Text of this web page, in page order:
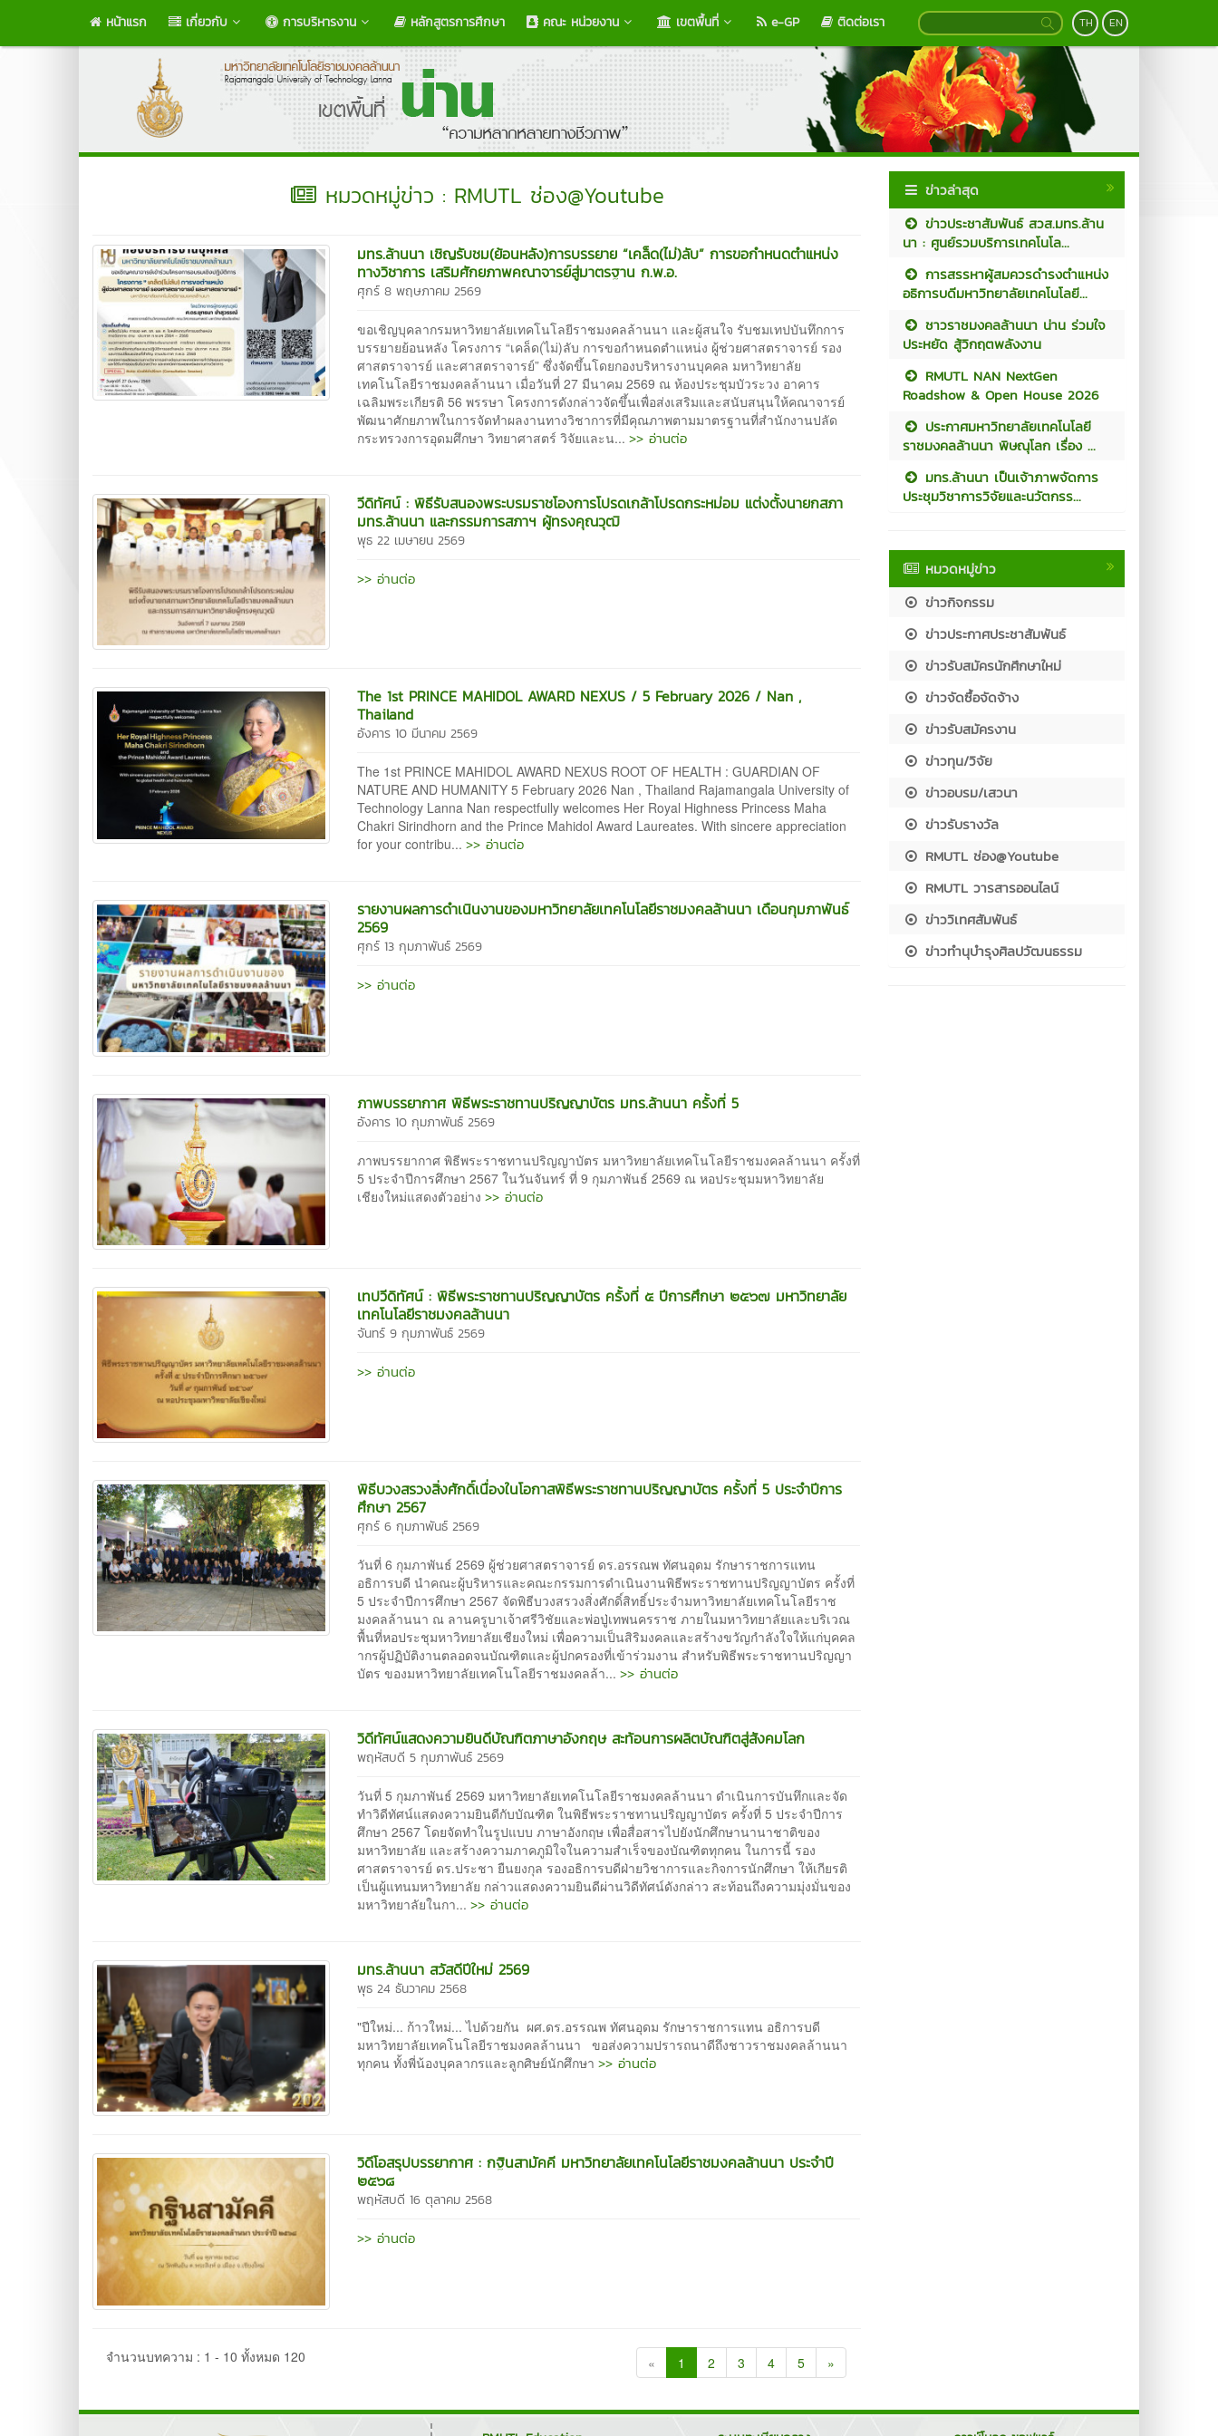
หน้าแรก เกี่ยวกับ การบริหารงาน หลักสูตรการศึกษา คณะ หน่วยงาน เขตพื้นที่ e-GP ติดต่อเรา TH EN
หมวดหมู่ข่าว : RMUTL ช่อง@Youtube
มทร.ล้านนา เชิญรับชม(ย้อนหลัง)การบรรยาย “เคล็ด(ไม่)ลับ” การขอกำหนดตำแหน่ง
ทางวิชาการ เสริมศักยภาพคณาจารย์สู่มาตรฐาน ก.พ.อ.
ศุกร์ 8 พฤษภาคม 2569
ขอเชิญบุคลากรมหาวิทยาลัยเทคโนโลยีราชมงคลล้านนา และผู้สนใจ รับชมเทปบันทึกการ
บรรยายย้อนหลัง โครงการ “เคล็ด(ไม่)ลับ การขอกำหนดตำแหน่ง ผู้ช่วยศาสตราจารย์ รอง
ศาสตราจารย์ และศาสตราจารย์” ซึ่งจัดขึ้นโดยกองบริหารงานบุคคล มหาวิทยาลัย
เทคโนโลยีราชมงคลล้านนา เมื่อวันที่ 27 มีนาคม 2569 ณ ห้องประชุมบัวระวง อาคาร
เฉลิมพระเกียรติ 56 พรรษา โครงการดังกล่าวจัดขึ้นเพื่อส่งเสริมและสนับสนุนให้คณาจารย์
พัฒนาศักยภาพในการจัดทำผลงานทางวิชาการที่มีคุณภาพตามมาตรฐานที่สำนักงานปลัด
กระทรวงการอุดมศึกษา วิทยาศาสตร์ วิจัยและน...>> อ่านต่อ
วีดิทัศน์ : พิธีรับสนองพระบรมราชโองการโปรดเกล้าโปรดกระหม่อม แต่งตั้งนายกสภา
มทร.ล้านนา และกรรมการสภาฯ ผู้ทรงคุณวุฒิ
พุธ 22 เมษายน 2569
>> อ่านต่อ
The 1st PRINCE MAHIDOL AWARD NEXUS / 5 February 2026 / Nan ,
Thailand
อังคาร 10 มีนาคม 2569
The 1st PRINCE MAHIDOL AWARD NEXUS ROOT OF HEALTH : GUARDIAN OF
NATURE AND HUMANITY 5 February 2026 Nan , Thailand Rajamangala University of
Technology Lanna Nan respectfully welcomes Her Royal Highness Princess Maha
Chakri Sirindhorn and the Prince Mahidol Award Laureates. With sincere appreciation
for your contribu...>> อ่านต่อ
รายงานผลการดำเนินงานของมหาวิทยาลัยเทคโนโลยีราชมงคลล้านนา เดือนกุมภาพันธ์
2569
ศุกร์ 13 กุมภาพันธ์ 2569
>> อ่านต่อ
ภาพบรรยากาศ พิธีพระราชทานปริญญาบัตร มทร.ล้านนา ครั้งที่ 5
อังคาร 10 กุมภาพันธ์ 2569
ภาพบรรยากาศ พิธีพระราชทานปริญญาบัตร มหาวิทยาลัยเทคโนโลยีราชมงคลล้านนา ครั้งที่
5 ประจำปีการศึกษา 2567 ในวันจันทร์ ที่ 9 กุมภาพันธ์ 2569 ณ หอประชุมมหาวิทยาลัย
เชียงใหม่แสดงตัวอย่าง>> อ่านต่อ
เทปวีดิทัศน์ : พิธีพระราชทานปริญญาบัตร ครั้งที่ ๕ ปีการศึกษา ๒๕๖๗ มหาวิทยาลัย
เทคโนโลยีราชมงคลล้านนา
จันทร์ 9 กุมภาพันธ์ 2569
>> อ่านต่อ
พิธีบวงสรวงสิ่งศักดิ์เนื่องในโอกาสพิธีพระราชทานปริญญาบัตร ครั้งที่ 5 ประจำปีการ
ศึกษา 2567
ศุกร์ 6 กุมภาพันธ์ 2569
วันที่ 6 กุมภาพันธ์ 2569 ผู้ช่วยศาสตราจารย์ ดร.อรรณพ ทัศนอุดม รักษาราชการแทน
อธิการบดี นำคณะผู้บริหารและคณะกรรมการดำเนินงานพิธีพระราชทานปริญญาบัตร ครั้งที่
5 ประจำปีการศึกษา 2567 จัดพิธีบวงสรวงสิ่งศักดิ์สิทธิ์ประจำมหาวิทยาลัยเทคโนโลยีราช
มงคลล้านนา ณ ลานครูบาเจ้าศรีวิชัยและพ่อปู่เทพนครราช ภายในมหาวิทยาลัยและบริเวณ
พื้นที่หอประชุมหาวิทยาลัยเชียงใหม่ เพื่อความเป็นสิริมงคลและสร้างขวัญกำลังใจให้แก่บุคคล
ากรผู้ปฏิบัติงานตลอดจนบัณฑิตและผู้ปกครองที่เข้าร่วมงาน สำหรับพิธีพระราชทานปริญญา
บัตร ของมหาวิทยาลัยเทคโนโลยีราชมงคลล้า...>> อ่านต่อ
วิดีทัศน์แสดงความยินดีบัณฑิตภาษาอังกฤษ สะท้อนการผลิตบัณฑิตสู่สังคมโลก
พฤหัสบดี 5 กุมภาพันธ์ 2569
วันที่ 5 กุมภาพันธ์ 2569 มหาวิทยาลัยเทคโนโลยีราชมงคลล้านนา ดำเนินการบันทึกและจัด
ทำวิดีทัศน์แสดงความยินดีกับบัณฑิต ในพิธีพระราชทานปริญญาบัตร ครั้งที่ 5 ประจำปีการ
ศึกษา 2567 โดยจัดทำในรูปแบบ ภาษาอังกฤษ เพื่อสื่อสารไปยังนักศึกษานานาชาติของ
มหาวิทยาลัย และสร้างความภาคภูมิใจในความสำเร็จของบัณฑิตทุกคน ในการนี้ รอง
ศาสตราจารย์ ดร.ประชา ยืนยงกุล รองอธิการบดีฝ่ายวิชาการและกิจการนักศึกษา ให้เกียรติ
เป็นผู้แทนมหาวิทยาลัย กล่าวแสดงความยินดีผ่านวิดีทัศน์ดังกล่าว สะท้อนถึงความมุ่งมั่นของ
มหาวิทยาลัยในกา...>> อ่านต่อ
มทร.ล้านนา สวัสดีปีใหม่ 2569
พุธ 24 ธันวาคม 2568
"ปีใหม่... ก้าวใหม่... ไปด้วยกัน ผศ.ดร.อรรณพ ทัศนอุดม รักษาราชการแทน อธิการบดี
มหาวิทยาลัยเทคโนโลยีราชมงคลล้านนา ขอส่งความปรารถนาดีถึงชาวราชมงคลล้านนา
ทุกคน ทั้งพี่น้องบุคลากรและลูกศิษย์นักศึกษา>> อ่านต่อ
วิดีโอสรุปบรรยากาศ : กฐินสามัคคี มหาวิทยาลัยเทคโนโลยีราชมงคลล้านนา ประจำปี
๒๕๖๘
พฤหัสบดี 16 ตุลาคม 2568
>> อ่านต่อ
จำนวนบทความ : 1 - 10 ทั้งหมด 120 « 1 2 3 4 5 »
ข่าวล่าสุด
ข่าวประชาสัมพันธ์ สวส.มทร.ล้าน
นา : ศูนย์รวมบริการเทคโนโล...
การสรรหาผู้สมควรดำรงตำแหน่ง
อธิการบดีมหาวิทยาลัยเทคโนโลยี...
ชาวราชมงคลล้านนา น่าน ร่วมใจ
ประหยัด สู้วิกฤตพลังงาน
RMUTL NAN NextGen
Roadshow & Open House 2026
ประกาศมหาวิทยาลัยเทคโนโลยี
ราชมงคลล้านนา พิษณุโลก เรื่อง ...
มทร.ล้านนา เป็นเจ้าภาพจัดการ
ประชุมวิชาการวิจัยและนวัตกรร...
หมวดหมู่ข่าว
ข่าวกิจกรรม
ข่าวประกาศประชาสัมพันธ์
ข่าวรับสมัครนักศึกษาใหม่
ข่าวจัดซื้อจัดจ้าง
ข่าวรับสมัครงาน
ข่าวทุน/วิจัย
ข่าวอบรม/เสวนา
ข่าวรับรางวัล
RMUTL ช่อง@Youtube
RMUTL วารสารออนไลน์
ข่าววิเทศสัมพันธ์
ข่าวทำนุบำรุงศิลปวัฒนธรรม